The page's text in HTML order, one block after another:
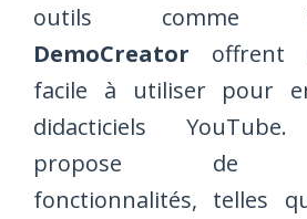
outils comme
DemoCreator offrent
facile à utiliser pour
didacticiels
propose de
fonctionnalités, telles